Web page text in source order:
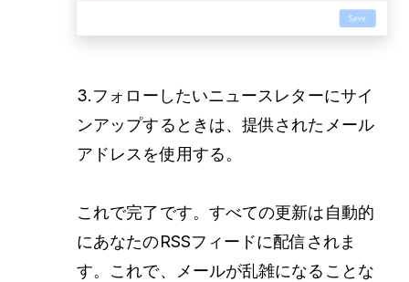
3.フォローしたいニュースレターにサイ
ンアップするときは、提供されたメール
アドレスを使用する。
これで完了です。すべての更新は自動的
にあなたのRSSフィードに配信されま
す。これで、メールが乱雑になることな